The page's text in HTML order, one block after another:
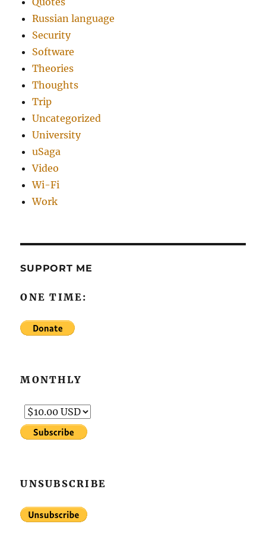
Russian language
Security
Software
Theories
Thoughts
Trip
Uncategorized
University
uSaga
Video
Wi-Fi
Work
SUPPORT ME
ONE TIME:
MONTHLY
UNSUBSCRIBE